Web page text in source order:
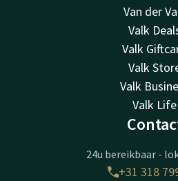
Van der
Valk
Valk
Valk
Valk
Valk Life
24u bereikbaar -
+31 318